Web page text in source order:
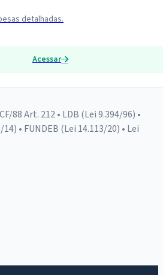
detalhadas.
Acessar
88 Art. 212 • LDB (Lei 9.394/96) •
• FUNDEB (Lei 14.113/20) • Lei